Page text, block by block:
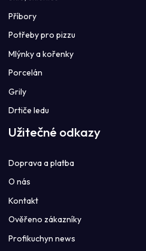
Příbory
Potřeby pro pizzu
Mlýnky a kořenky
Porcelán
Grily
Drtiče ledu
Užitečné odkazy
Doprava a platba
O nás
Kontakt
Ověřeno zákazníky
Profikuchyn news